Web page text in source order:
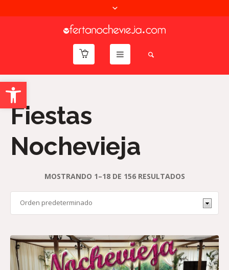
Abrir barra de herramientas
Fiestas
Nochevieja
MOSTRANDO 1–18 DE 156 RESULTADOS